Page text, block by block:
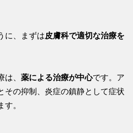
に、まずは皮膚科で適切な治療を
、 薬による治療が中心です。ア
その抑制、炎症の鎮静として症状
。